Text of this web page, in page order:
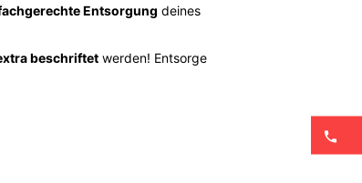
Entsorgung deines
beschriftetwerden! Entsorge